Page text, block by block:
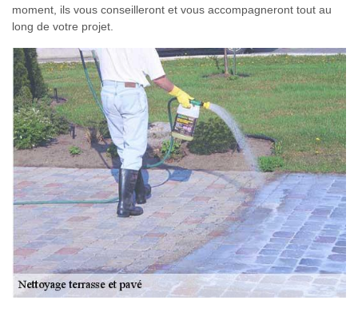
moment, ils vous conseilleront et vous accompagneront tout au
long de votre projet.